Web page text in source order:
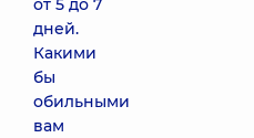
от 5 до 7
дней.
Какими
бы
обильными
вам